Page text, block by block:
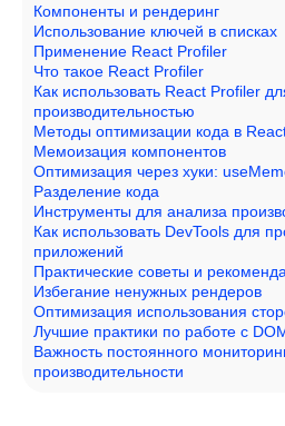
Компоненты и рендеринг
Использование ключей в списках
Применение React Profiler
Что такое React Profiler
Как использовать React Profiler
производительностью
Методы оптимизации кода в
Мемоизация компонентов
Оптимизация через хуки:
Разделение кода
Инструменты для анализа
Как использовать DevTools для
приложений
Практические советы и
Избегание ненужных рендеров
Оптимизация использования
Лучшие практики по работе с
Важность постоянного
производительности